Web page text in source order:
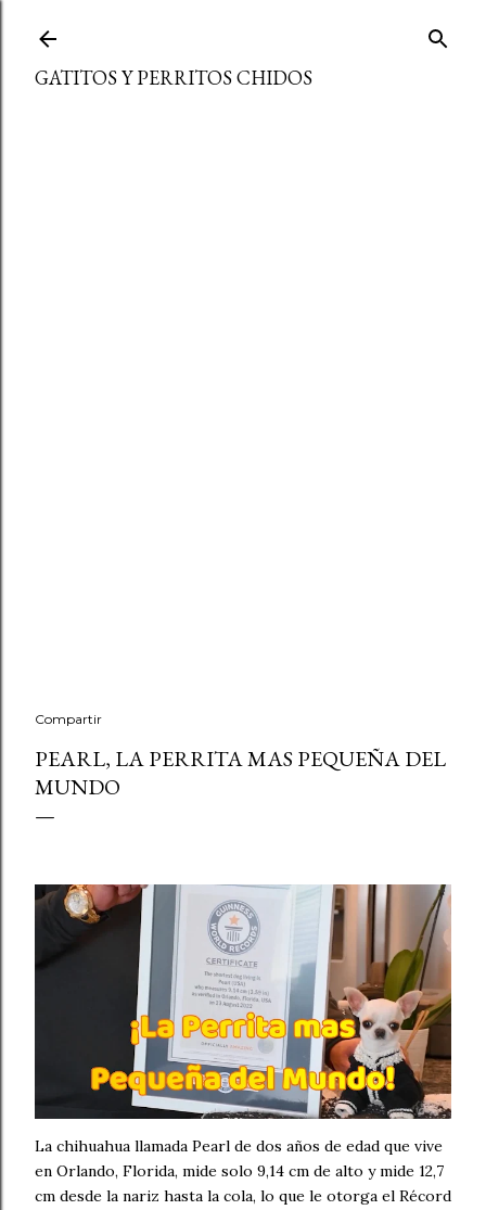
GATITOS Y PERRITOS CHIDOS
Compartir
PEARL, LA PERRITA MAS PEQUEÑA DEL
MUNDO
La chihuahua llamada Pearl de dos años de edad que vive
en Orlando, Florida, mide solo 9,14 cm de alto y mide 12,7
cm desde la nariz hasta la cola, lo que le otorga el Récord